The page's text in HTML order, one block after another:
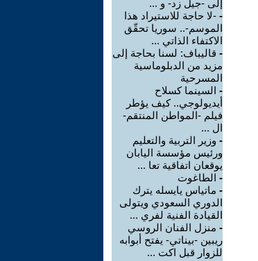
إلى -جيل زد- و ...
- -لا حاجة للاستيراد هذا
الموسم-.. سوريا تحقّق
الاكتفاء الذاتي ...
- قاليباف: لسنا بحاجة إلى
مزيد من الدبلوماسية
المسرحية
- السينما كسلاح
أيديولوجي.. كيف يؤطر
فيلم -المواطن المنتقم-
ال ...
- وزير التربية والتعليم
ورئيس مؤسسة اليابان
يوقعان اتفاقية تعا ...
- الطاغوت
- ماتياس يايسله يترك
الدوري السعودي ويتولى
القيادة الفنية لفري ...
- منزل الفنان الروسي
ريبين -بيناتي- يفتح أبوابه
للزوار قبل اكت ...